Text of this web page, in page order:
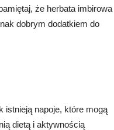
że herbata imbirowa
dobrym dodatkiem do
istnieją napoje, które mogą
dietą i aktywnością